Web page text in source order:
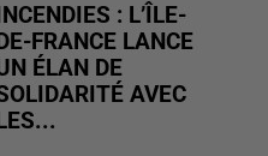
: L’ÎLE-
FRANCE LANCE
ÉLAN DE
AVEC